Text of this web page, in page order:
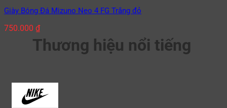
Giày Bóng Đá Mizuno Neo 4 FG Trắng đỏ
750.000 ₫
Thương hiệu nổi tiếng